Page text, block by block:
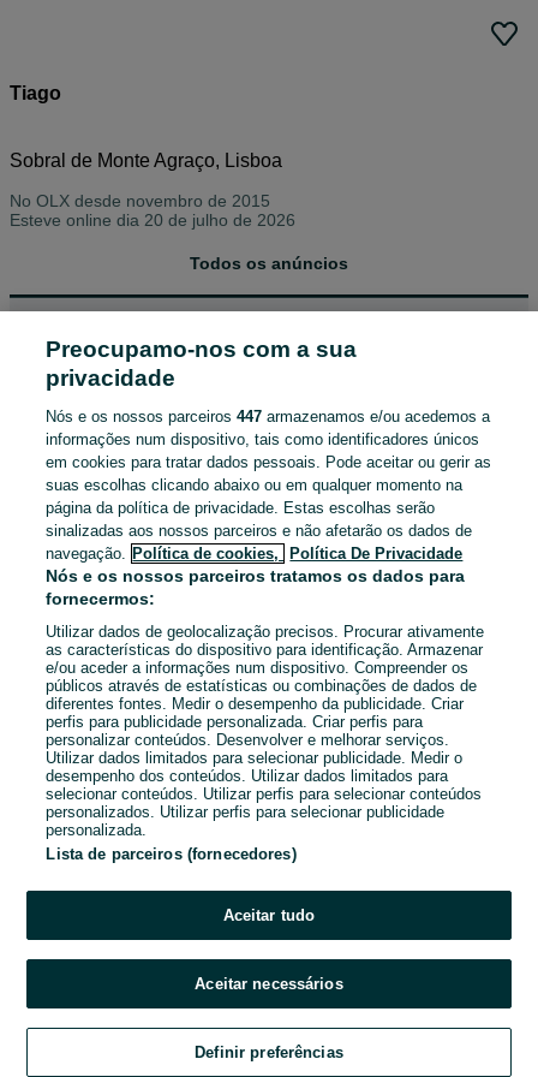
Tiago
Sobral de Monte Agraço, Lisboa
No OLX desde novembro de 2015
Esteve online dia 20 de julho de 2026
Todos os anúncios
ENCONTRÁMOS 0 ANÚNCIOS
Preocupamo-nos com a sua
privacidade
Nós e os nossos parceiros447 armazenamos e/ou acedemos a
informações num dispositivo, tais como identificadores únicos
em cookies para tratar dados pessoais. Pode aceitar ou gerir as
suas escolhas clicando abaixo ou em qualquer momento na
página da política de privacidade. Estas escolhas serão
sinalizadas aos nossos parceiros e não afetarão os dados de
navegação. Política de cookies, Política De Privacidade
Nós e os nossos parceiros tratamos os dados para
fornecermos:
Utilizar dados de geolocalização precisos. Procurar ativamente
as características do dispositivo para identificação. Armazenar
e/ou aceder a informações num dispositivo. Compreender os
públicos através de estatísticas ou combinações de dados de
diferentes fontes. Medir o desempenho da publicidade. Criar
perfis para publicidade personalizada. Criar perfis para
personalizar conteúdos. Desenvolver e melhorar serviços.
Utilizar dados limitados para selecionar publicidade. Medir o
desempenho dos conteúdos. Utilizar dados limitados para
selecionar conteúdos. Utilizar perfis para selecionar conteúdos
personalizados. Utilizar perfis para selecionar publicidade
personalizada.
Lista de parceiros (fornecedores)
Aceitar tudo
Aceitar necessários
Definir preferências